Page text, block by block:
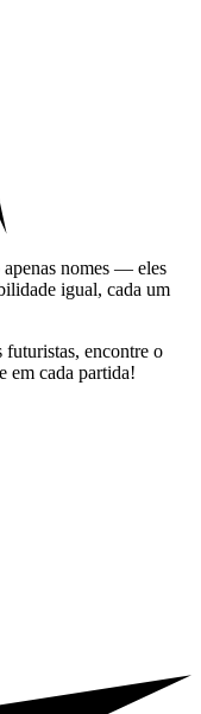
apenas nomes — eles
igual, cada um
futuristas, encontre o
em cada partida!